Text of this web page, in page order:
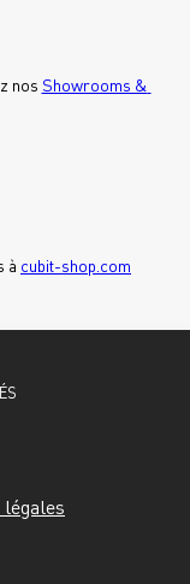
nos Showrooms &
à cubit-shop.com